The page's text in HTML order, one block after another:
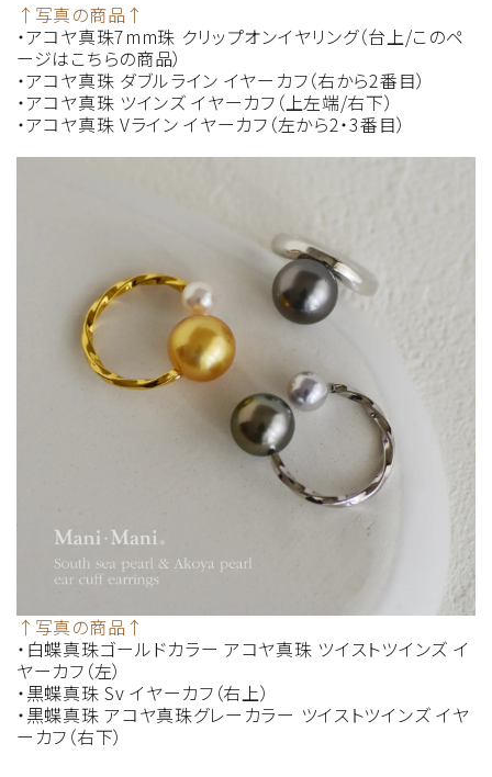
↑写真の商品↑
・アコヤ真珠7mm珠 クリップオンイヤリング（台上/このペ
ージはこちらの商品）
・アコヤ真珠 ダブルライン イヤーカフ（右から2番目）
・アコヤ真珠 ツインズ イヤーカフ（上左端/右下）
・アコヤ真珠 Vライン イヤーカフ（左から2・3番目）
↑写真の商品↑
・白蝶真珠ゴールドカラー アコヤ真珠 ツイストツインズ イ
ヤーカフ（左）
・黒蝶真珠 Sv イヤーカフ（右上）
・黒蝶真珠 アコヤ真珠グレーカラー ツイストツインズ イヤ
ーカフ（右下）